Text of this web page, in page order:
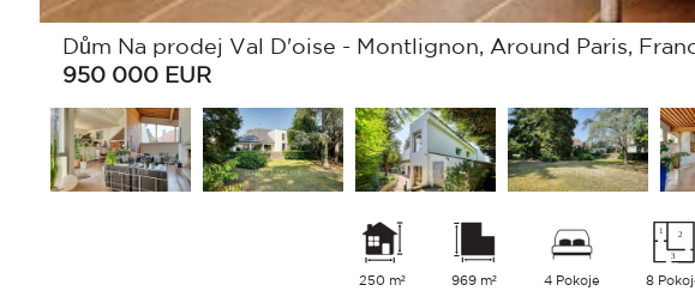
Dům Na prodej Val D'oise - Montlignon, Around Paris,
950 000 EUR
250 m² 969 m² 4 Pokoje 8